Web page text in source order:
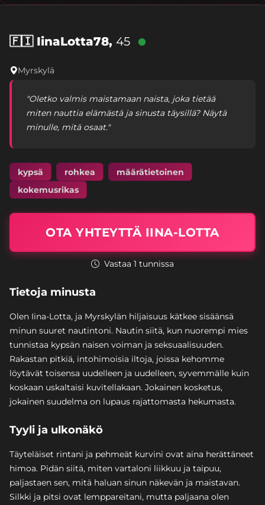
🇫🇮IinaLotta78, 45
Myrskylä
"Oletko valmis maistamaan naista, joka tietää
miten nauttia elämästä ja sinusta täysillä? Näytä
minulle, mitä osaat."
kypsä rohkea
määrätietoinen
kokemusrikas
OTA YHTEYTTÄ IINA-LOTTA
Vastaa 1 tunnissa
Tietoja minusta
Olen Iina-Lotta, ja Myrskylän hiljaisuus kätkee sisäänsä
minun suuret nautintoni. Nautin siitä, kun nuorempi mies
tunnistaa kypsän naisen voiman ja seksuaalisuuden.
Rakastan pitkiä, intohimoisia iltoja, joissa kehomme
löytävät toisensa uudelleen ja uudelleen, syvemmälle kuin
koskaan uskaltaisi kuvitellakaan. Jokainen kosketus,
jokainen suudelma on lupaus rajattomasta hekumasta.
Tyyli ja ulkonäkö
Täyteläiset rintani ja pehmeät kurvini ovat aina herättäneet
himoa. Pidän siitä, miten vartaloni liikkuu ja taipuu,
paljastaen sen, mitä haluan sinun näkevän ja maistavan.
Silkki ja pitsi ovat lemppareitani, mutta paljaana olen